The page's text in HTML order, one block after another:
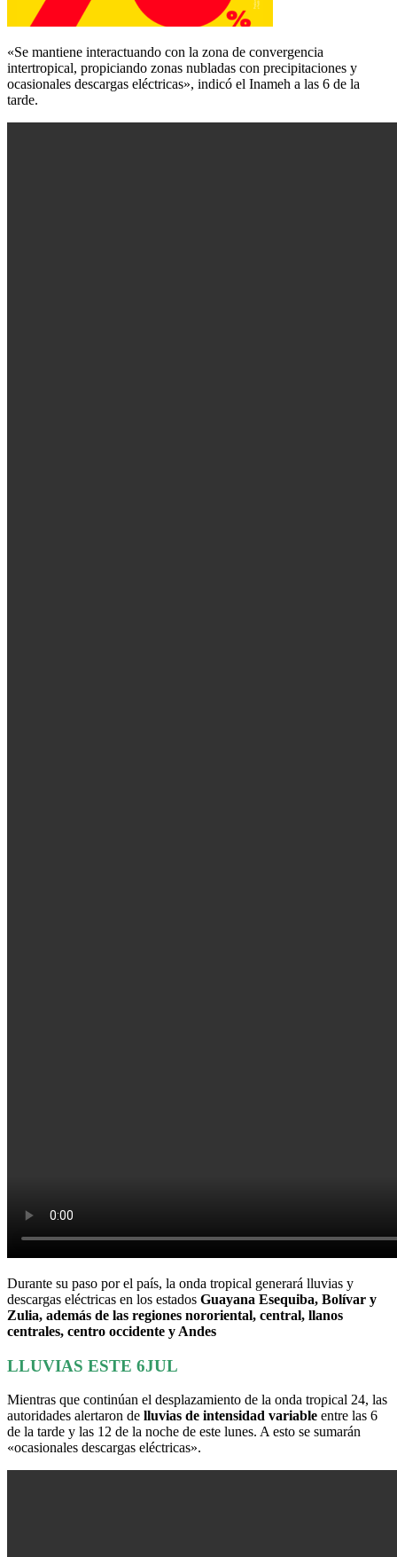
«Se mantiene interactuando con la zona de convergencia
intertropical, propiciando zonas nubladas con precipitaciones y
ocasionales descargas eléctricas», indicó el Inameh a las 6 de la
tarde.
Durante su paso por el país, la onda tropical generará lluvias y
descargas eléctricas en los estados Guayana Esequiba, Bolívar y
Zulia, además de las regiones nororiental, central, llanos
centrales, centro occidente y Andes
LLUVIAS ESTE 6JUL
Mientras que continúan el desplazamiento de la onda tropical 24, las
autoridades alertaron de lluvias de intensidad variable entre las 6
de la tarde y las 12 de la noche de este lunes. A esto se sumarán
«ocasionales descargas eléctricas».